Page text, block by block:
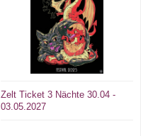
Zelt Ticket 3 Nächte 30.04 -
03.05.2027